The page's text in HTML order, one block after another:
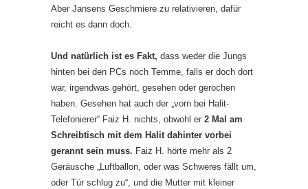
Aber Jansens Geschmiere zu relativieren, dafür
reicht es dann doch.
Und natürlich ist es Fakt, dass weder die Jungs
hinten bei den PCs noch Temme, falls er doch dort
war, irgendwas gehört, gesehen oder gerochen
haben. Gesehen hat auch der „vorn bei Halit-
Telefonierer“ Faiz H. nichts, obwohl er 2 Mal am
Schreibtisch mit dem Halit dahinter vorbei
gerannt sein muss. Faiz H. hörte mehr als 2
Geräusche „Luftballon, oder was Schweres fällt um,
oder Tür schlug zu“, und die Mutter mit kleiner